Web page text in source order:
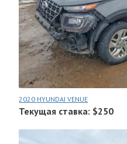
2020 HYUNDAI VENUE
Текущая ставка: $250